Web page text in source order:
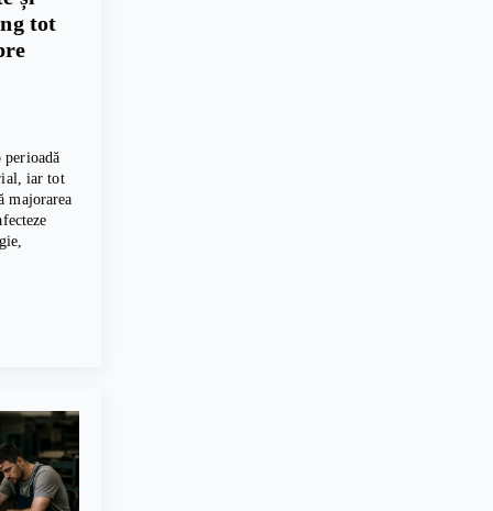
tot
perioadă
iar tot
majorarea